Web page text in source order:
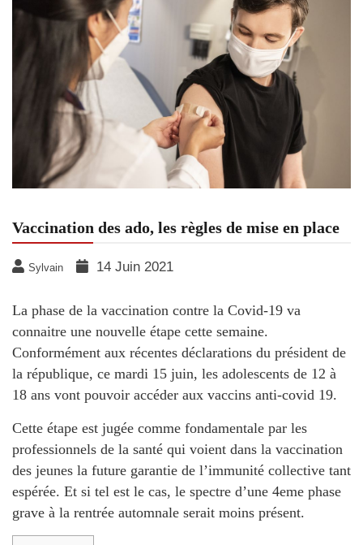
Vaccination des ado, les règles de mise en place
Sylvain 14 Juin 2021
La phase de la vaccination contre la Covid-19 va
connaitre une nouvelle étape cette semaine.
Conformément aux récentes déclarations du président de
la république, ce mardi 15 juin, les adolescents de 12 à
18 ans vont pouvoir accéder aux vaccins anti-covid 19.
Cette étape est jugée comme fondamentale par les
professionnels de la santé qui voient dans la vaccination
des jeunes la future garantie de l’immunité collective tant
espérée. Et si tel est le cas, le spectre d’une 4eme phase
grave à la rentrée automnale serait moins présent.